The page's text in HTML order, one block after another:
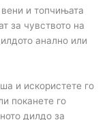
вени и топчињата
за чувството на
анално или
и искористете го
поканете го
дилдо за